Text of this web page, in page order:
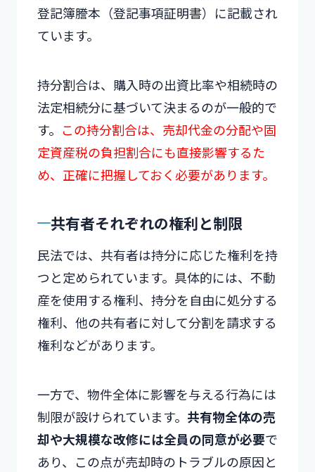
登記簿謄本（登記事項証明書）に記載され
ています。
持分割合は、購入時の出資比率や相続時の
法定相続分に基づいて決まるのが一般的で
す。 この持分割合は、売却代金の分配や固
定資産税の負担割合にも直接影響するた
め、正確に把握しておく必要があります。
共有者それぞれの権利と制限
民法では、共有者は持分に応じた権利を持
つと定められています。具体的には、不動
産を使用する権利、持分を自由に処分する
権利、他の共有者に対して分割を請求する
権利などがあります。
一方で、物件全体に影響を与える行為には
制限が設けられています。 共有物全体の売
却や大規模な改修には全員の同意が必要で
あり、この点が売却時のトラブルの原因と